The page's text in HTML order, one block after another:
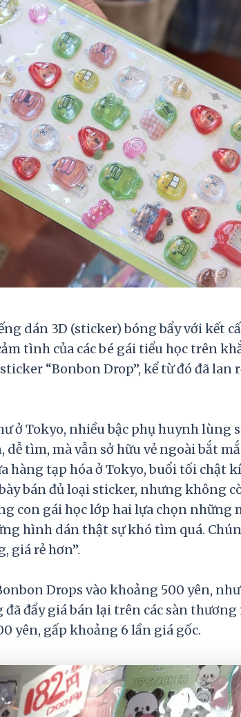
dán 3D (sticker) bóng bẩy với kết
tình của các bé gái tiểu học trên
“Bonbon Drop”, kể từ đó đã lan
ở Tokyo, nhiều bậc phụ huynh lùng
tìm, mà vẫn sở hữu vẻ ngoài bắt
hàng tạp hóa ở Tokyo, buổi tối chật
bán đủ loại sticker, nhưng không
con gái học lớp hai lựa chọn những
hình dán thật sự khó tìm quá.
giá rẻ hơn”.
Drops vào khoảng 500 yên,
đẩy giá bán lại trên các sàn thương
yên, gấp khoảng 6 lần giá gốc.